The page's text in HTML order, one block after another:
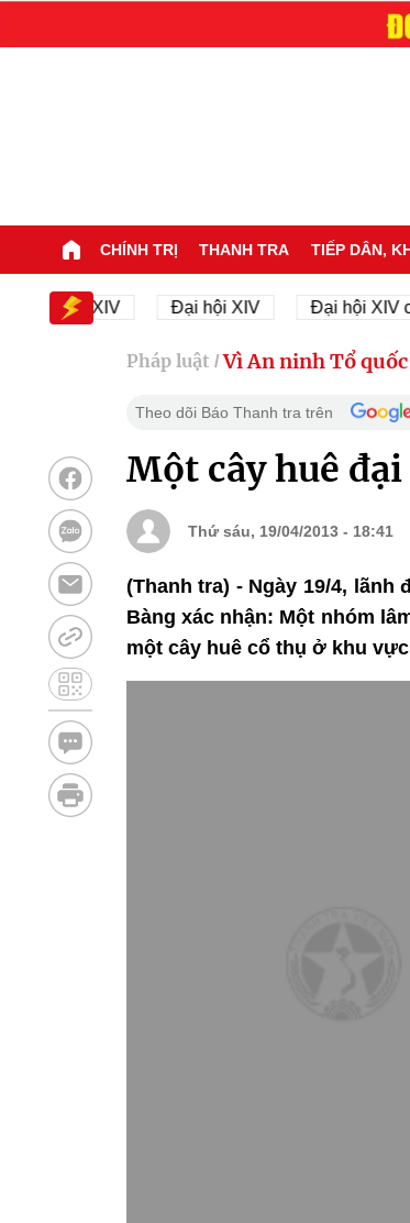
CHÍNH TRỊ THANH TRA TIẾP DÂN,
hội XIV Đại hội XIV Đại hội XIV của
Pháp luật / Vì An ninh Tổ quốc
Theo dõi Báo Thanh tra trên
Một cây huê
Thứ sáu, 19/04/2013 - 18:41
(Thanh tra) - Ngày 19/4, lãnh
Bàng xác nhận: Một nhóm
một cây huê cổ thụ ở khu